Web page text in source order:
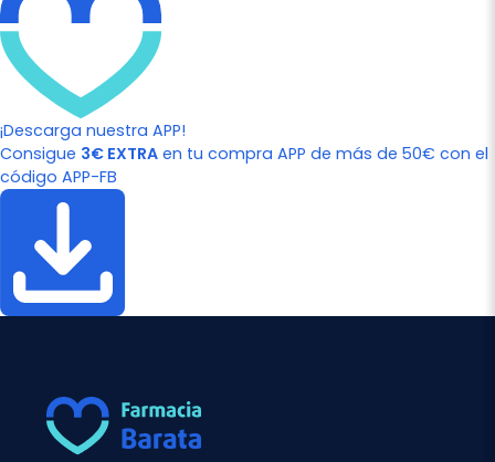
¡Descarga nuestra APP!
Consigue 3€ EXTRA en tu compra APP de más de 50€ con el
código APP-FB